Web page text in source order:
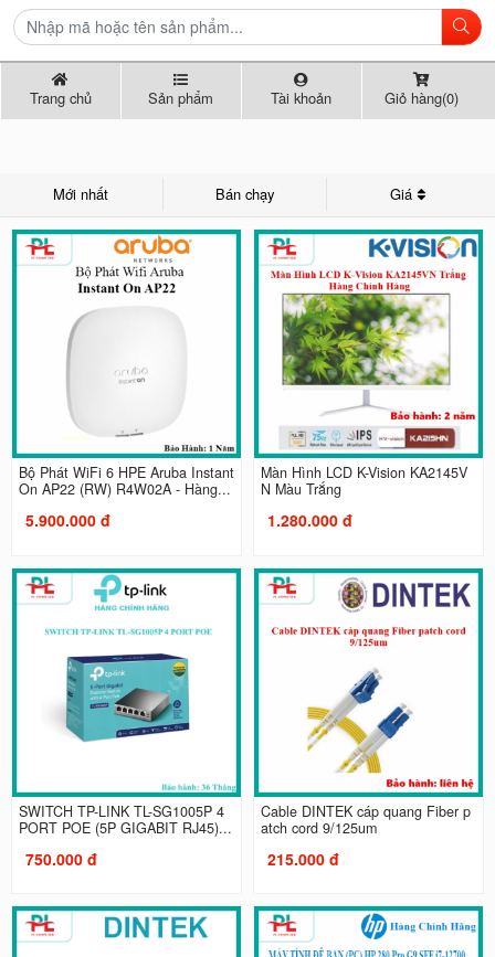
Trang chủ Sản phẩm Tài khoản Giỏ hàng(0)
Mới nhất Bán chạy Giá
Bộ Phát WiFi 6 HPE Aruba Instant
On AP22 (RW) R4W02A - Hàng...
5.900.000 đ
Màn Hình LCD K-Vision KA2145V
N Màu Trắng
1.280.000 đ
SWITCH TP-LINK TL-SG1005P 4
PORT POE (5P GIGABIT RJ45)...
750.000 đ
Cable DINTEK cáp quang Fiber p
atch cord 9/125um
215.000 đ